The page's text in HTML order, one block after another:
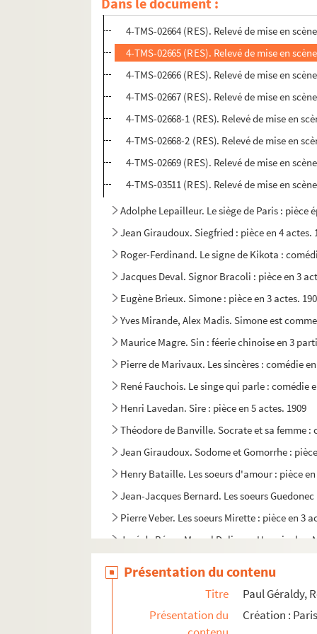
4-TMS-02663 (RES). Relevé de mise en
4-TMS-02664 (RES). Relevé de mise en
4-TMS-02665 (RES). Relevé de mise en
4-TMS-02666 (RES). Relevé de mise en
4-TMS-02667 (RES). Relevé de mise en
4-TMS-02668-1 (RES). Relevé de mise en
4-TMS-02668-2 (RES). Relevé de mise en
4-TMS-02669 (RES). Relevé de mise en
4-TMS-03511 (RES). Relevé de mise en
Adolphe Lepailleur. Le siège de Paris :
Jean Giraudoux. Siegfried : pièce en 4 actes.
Roger-Ferdinand. Le signe de Kikota :
Jacques Deval. Signor Bracoli : pièce en 3
Eugène Brieux. Simone : pièce en 3 actes.
Yves Mirande, Alex Madis. Simone est
Maurice Magre. Sin : féerie chinoise en 3
Pierre de Marivaux. Les sincères : comédie
René Fauchois. Le singe qui parle : comédie
Henri Lavedan. Sire : pièce en 5 actes. 1909
Théodore de Banville. Socrate et sa femme :
Jean Giraudoux. Sodome et Gomorrhe :
Henry Bataille. Les soeurs d'amour : pièce
Jean-Jacques Bernard. Les soeurs
Pierre Veber. Les soeurs Mirette : pièce en 3
José de Bérys, Marcel Doligny . Un soir chez
Henrik Ibsen. Solness le constructeur :
Présentation du contenu
Titre
Paul Géraldy,
Présentation du
Création :